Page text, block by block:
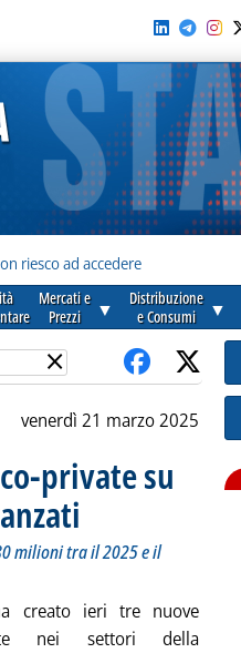
riesco ad accedere
Mercati e
Prezzi
▼
Distribuzione
e Consumi
▼
×
venerdì 21 marzo 2025
private su
milioni tra il 2025 e il
creato ieri tre nuove
nei settori della